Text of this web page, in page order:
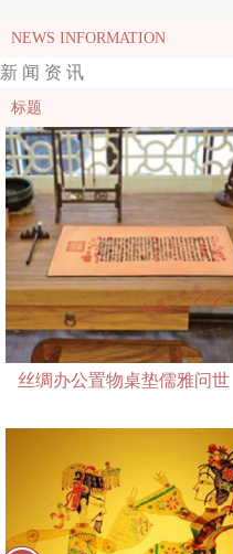
NEWS INFORMATION
新 闻 资 讯
标题
丝绸办公置物桌垫儒雅问世